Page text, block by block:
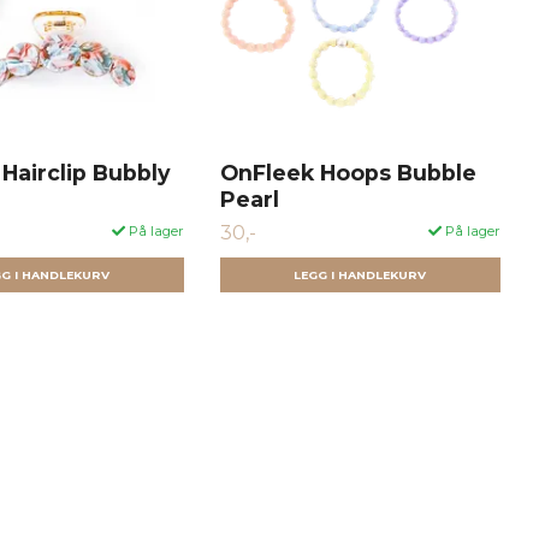
Bubbly
På lager
I HANDLEKURV
OnFleek Hoops Bubble
Pearl
30,- På lager
LEGG I HANDLEKURV